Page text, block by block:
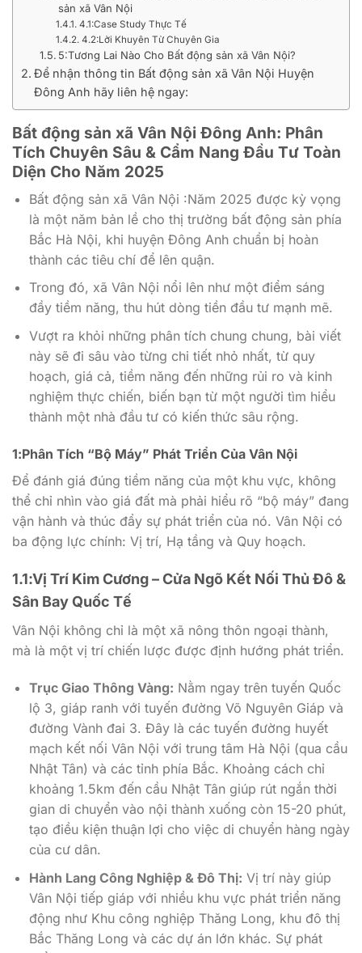
sản xã Vân Nội
4.1:Case Study Thực Tế
4.2:Lời Khuyên Từ Chuyên Gia
5:Tương Lai Nào Cho Bất động sản xã Vân Nội?
Để nhận thông tin Bất động sản xã Vân Nội Huyện
Đông Anh hãy liên hệ ngay:
Bất động sản xã Vân Nội Đông Anh: Phân
Tích Chuyên Sâu & Cẩm Nang Đầu Tư Toàn
Diện Cho Năm 2025
Bất động sản xã Vân Nội :Năm 2025 được kỳ vọng
là một năm bản lề cho thị trường bất động sản phía
Bắc Hà Nội, khi huyện Đông Anh chuẩn bị hoàn
thành các tiêu chí để lên quận.
Trong đó, xã Vân Nội nổi lên như một điểm sáng
đầy tiềm năng, thu hút dòng tiền đầu tư mạnh mẽ.
Vượt ra khỏi những phân tích chung chung, bài viết
này sẽ đi sâu vào từng chi tiết nhỏ nhất, từ quy
hoạch, giá cả, tiềm năng đến những rủi ro và kinh
nghiệm thực chiến, biến bạn từ một người tìm hiểu
thành một nhà đầu tư có kiến thức sâu rộng.
1:Phân Tích “Bộ Máy” Phát Triển Của Vân Nội
Để đánh giá đúng tiềm năng của một khu vực, không
thể chỉ nhìn vào giá đất mà phải hiểu rõ “bộ máy” đang
vận hành và thúc đẩy sự phát triển của nó. Vân Nội có
ba động lực chính: Vị trí, Hạ tầng và Quy hoạch.
1.1:Vị Trí Kim Cương – Cửa Ngõ Kết Nối Thủ Đô &
Sân Bay Quốc Tế
Vân Nội không chỉ là một xã nông thôn ngoại thành,
mà là một vị trí chiến lược được định hướng phát triển.
Trục Giao Thông Vàng: Nằm ngay trên tuyến Quốc
lộ 3, giáp ranh với tuyến đường Võ Nguyên Giáp và
đường Vành đai 3. Đây là các tuyến đường huyết
mạch kết nối Vân Nội với trung tâm Hà Nội (qua cầu
Nhật Tân) và các tỉnh phía Bắc. Khoảng cách chỉ
khoảng 1.5km đến cầu Nhật Tân giúp rút ngắn thời
gian di chuyển vào nội thành xuống còn 15-20 phút,
tạo điều kiện thuận lợi cho việc di chuyển hàng ngày
của cư dân.
Hành Lang Công Nghiệp & Đô Thị: Vị trí này giúp
Vân Nội tiếp giáp với nhiều khu vực phát triển năng
động như Khu công nghiệp Thăng Long, khu đô thị
Bắc Thăng Long và các dự án lớn khác. Sự phát